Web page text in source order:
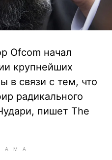
Ofcom начал
крупнейших
в связи с тем, что
радикального
пишет The